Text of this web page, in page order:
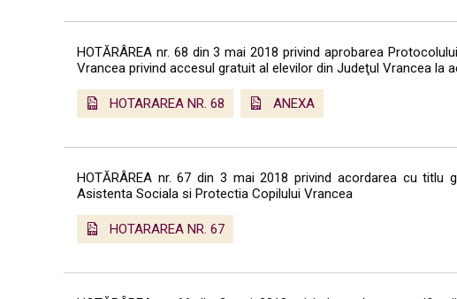
HOTĂRÂREA nr. 68 din 3 mai 2018 privind aprobarea
Vrancea privind accesul gratuit al elevilor din Judeţul Vrancea la
HOTARAREA NR. 68 ANEXA
HOTĂRÂREA nr. 67 din 3 mai 2018 privind acordarea cu
Asistenta Sociala si Protectia Copilului Vrancea
HOTARAREA NR. 67